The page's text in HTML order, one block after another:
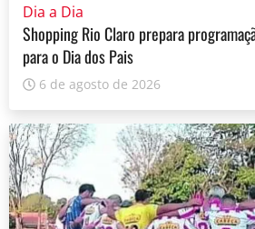
Dia a Dia
Shopping Rio Claro prepara
para o Dia dos Pais
6 de agosto de 2026